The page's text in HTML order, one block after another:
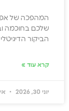
המהפכה של אפ
שלכם בחוכמה
הביקור
קרא עוד »
יוני 30, 2026